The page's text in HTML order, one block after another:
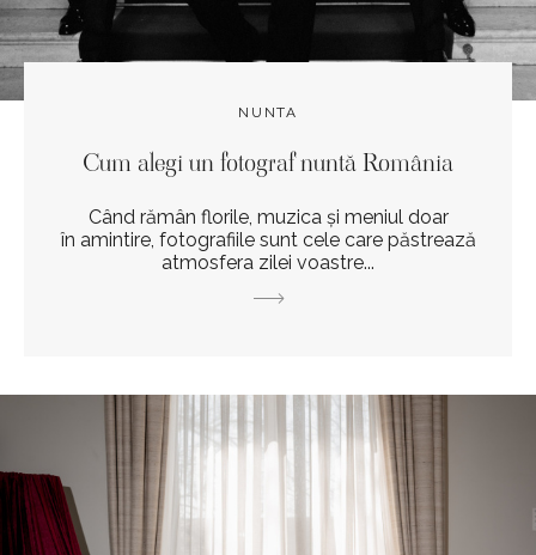
NUNTA
Cum alegi un fotograf nuntă România
Când rămân florile, muzica și meniul doar
în amintire, fotografiile sunt cele care păstrează
atmosfera zilei voastre...